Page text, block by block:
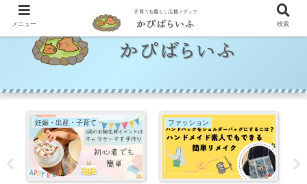
妊娠・出産・子育て ファッション
メニュー 検索